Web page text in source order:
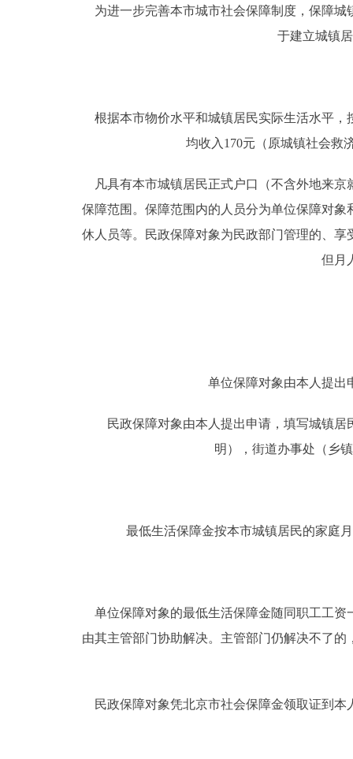
绿色北京
DEUTSCH
ESPAÑOL
ITALIANO
为进一步完善本市城市社会保障制度，保障城
于建立城镇
根据本市物价水平和城镇居民实际生活水平，
均收入170元（原城镇社会救
凡具有本市城镇居民正式户口（不含外地来京
保障范围。保障范围内的人员分为单位保障对
休人员等。民政保障对象为民政部门管理的、
但月
单位保障对象由本人提出
民政保障对象由本人提出申请，填写城镇居
明），街道办事处（乡
最低生活保障金按本市城镇居民的家庭
单位保障对象的最低生活保障金随同职工工资
由其主管部门协助解决。主管部门仍解决不了
民政保障对象凭北京市社会保障金领取证到本